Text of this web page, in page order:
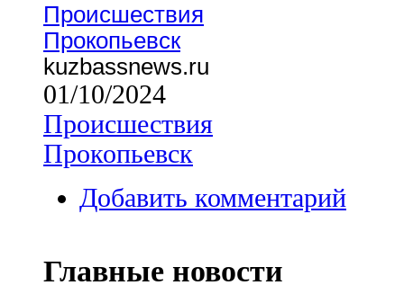
Происшествия
Прокопьевск
kuzbassnews.ru
01/10/2024
Происшествия
Прокопьевск
Добавить комментарий
Главные новости